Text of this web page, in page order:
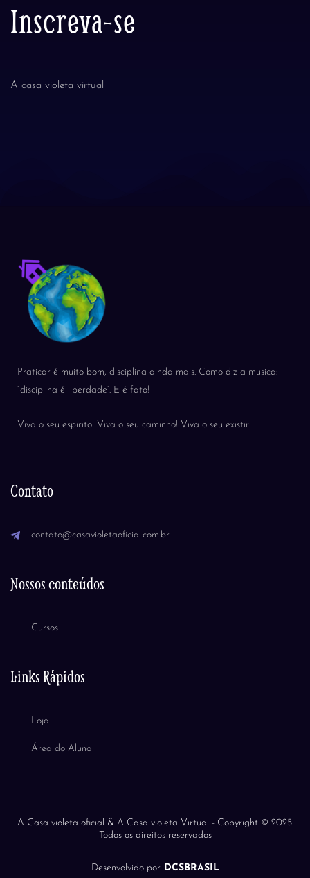
Inscreva-se
A casa violeta virtual
Praticar é muito bom, disciplina ainda mais. Como diz a musica:
“disciplina é liberdade”. E é fato!
Viva o seu espirito! Viva o seu caminho! Viva o seu existir!
Contato
contato@casavioletaoficial.com.br
Nossos conteúdos
Cursos
Links Rápidos
Loja
Área do Aluno
A Casa violeta oficial & A Casa violeta Virtual - Copyright © 2025.
Todos os direitos reservados
Desenvolvido porDCSBRASIL